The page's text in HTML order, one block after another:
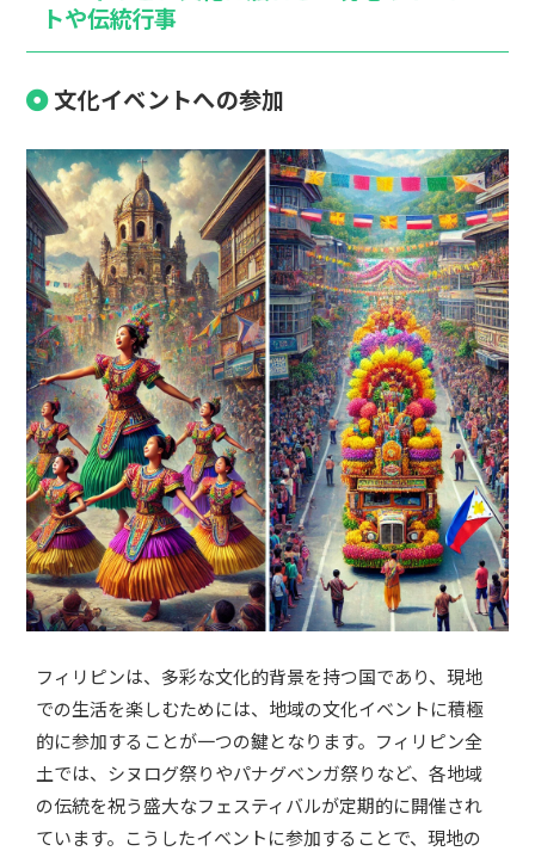
トや伝統行事
文化イベントへの参加
フィリピンは、多彩な文化的背景を持つ国であり、現地
での生活を楽しむためには、地域の文化イベントに積極
的に参加することが一つの鍵となります。フィリピン全
土では、シヌログ祭りやパナグベンガ祭りなど、各地域
の伝統を祝う盛大なフェスティバルが定期的に開催され
ています。こうしたイベントに参加することで、現地の